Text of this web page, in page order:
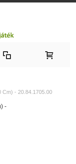
Cm) - 20.84.1705.00